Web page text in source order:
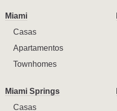
Miami
Casas
Apartamentos
Townhomes
Miami Springs
Casas